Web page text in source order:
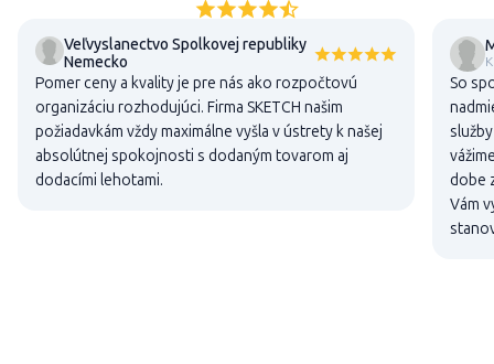
Veľvyslanectvo Spolkovej republiky
Nemecko
Pomer ceny a kvality je pre nás ako rozpočtovú
organizáciu rozhodujúci. Firma SKETCH našim
požiadavkám vždy maximálne vyšla v ústrety k našej
absolútnej spokojnosti s dodaným tovarom aj
dodacími lehotami.
So
dobe
Vám